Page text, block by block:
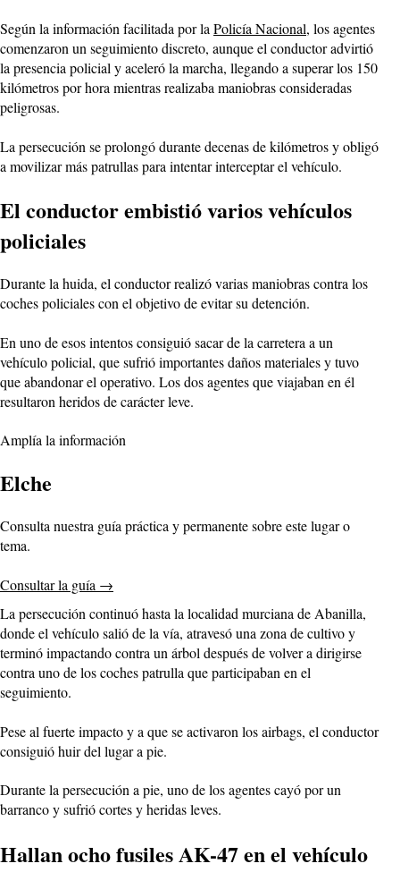
Según la información facilitada por la Policía Nacional, los agentes
comenzaron un seguimiento discreto, aunque el conductor advirtió
la presencia policial y aceleró la marcha, llegando a superar los 150
kilómetros por hora mientras realizaba maniobras consideradas
peligrosas.
La persecución se prolongó durante decenas de kilómetros y obligó
a movilizar más patrullas para intentar interceptar el vehículo.
El conductor embistió varios vehículos
policiales
Durante la huida, el conductor realizó varias maniobras contra los
coches policiales con el objetivo de evitar su detención.
En uno de esos intentos consiguió sacar de la carretera a un
vehículo policial, que sufrió importantes daños materiales y tuvo
que abandonar el operativo. Los dos agentes que viajaban en él
resultaron heridos de carácter leve.
Amplía la información
Elche
Consulta nuestra guía práctica y permanente sobre este lugar o
tema.
Consultar la guía →
La persecución continuó hasta la localidad murciana de Abanilla,
donde el vehículo salió de la vía, atravesó una zona de cultivo y
terminó impactando contra un árbol después de volver a dirigirse
contra uno de los coches patrulla que participaban en el
seguimiento.
Pese al fuerte impacto y a que se activaron los airbags, el conductor
consiguió huir del lugar a pie.
Durante la persecución a pie, uno de los agentes cayó por un
barranco y sufrió cortes y heridas leves.
Hallan ocho fusiles AK-47 en el vehículo